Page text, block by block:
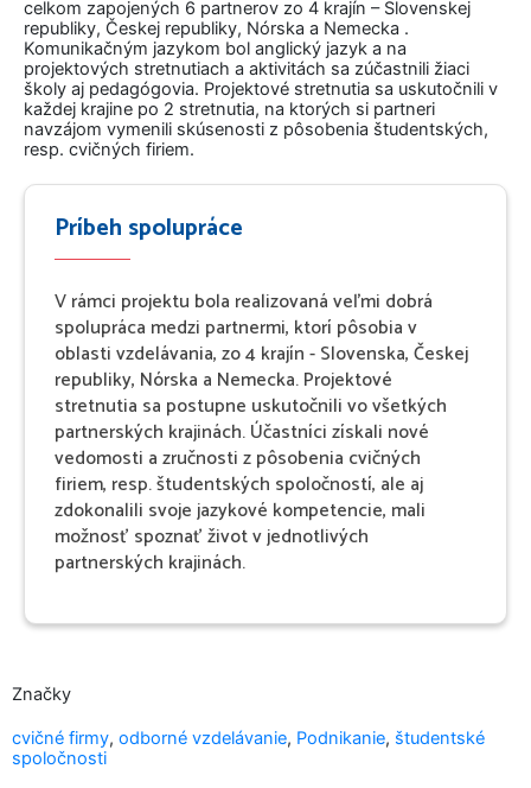
celkom zapojených 6 partnerov zo 4 krajín – Slovenskej
republiky, Českej republiky, Nórska a Nemecka .
Komunikačným jazykom bol anglický jazyk a na
projektových stretnutiach a aktivitách sa zúčastnili žiaci
školy aj pedagógovia. Projektové stretnutia sa uskutočnili v
každej krajine po 2 stretnutia, na ktorých si partneri
navzájom vymenili skúsenosti z pôsobenia študentských,
resp. cvičných firiem.
Príbeh spolupráce
V rámci projektu bola realizovaná veľmi dobrá
spolupráca medzi partnermi, ktorí pôsobia v
oblasti vzdelávania, zo 4 krajín - Slovenska, Českej
republiky, Nórska a Nemecka. Projektové
stretnutia sa postupne uskutočnili vo všetkých
partnerských krajinách. Účastníci získali nové
vedomosti a zručnosti z pôsobenia cvičných
firiem, resp. študentských spoločností, ale aj
zdokonalili svoje jazykové kompetencie, mali
možnosť spoznať život v jednotlivých
partnerských krajinách.
Značky
cvičné firmy, odborné vzdelávanie, Podnikanie, študentské
spoločnosti